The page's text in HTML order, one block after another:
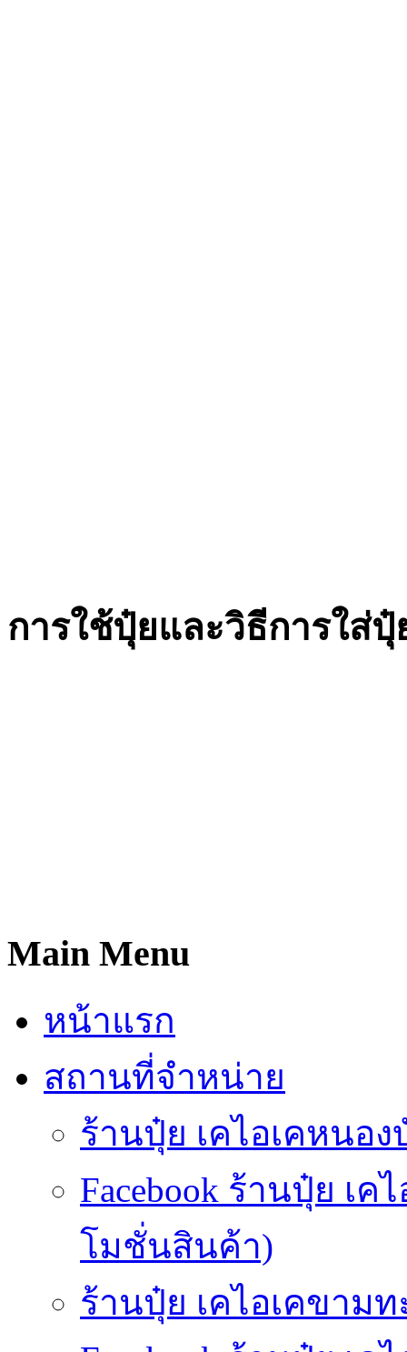
การใช้ปุ๋ยและวิธีการใส่ปุ๋
Main Menu
หน้าแรก
สถานที่จำหน่าย
ร้านปุ๋ย เคไอเคหนอ
Facebook ร้านปุ๋ย เ
โมชั่นสินค้า)
ร้านปุ๋ย เคไอเคขาม